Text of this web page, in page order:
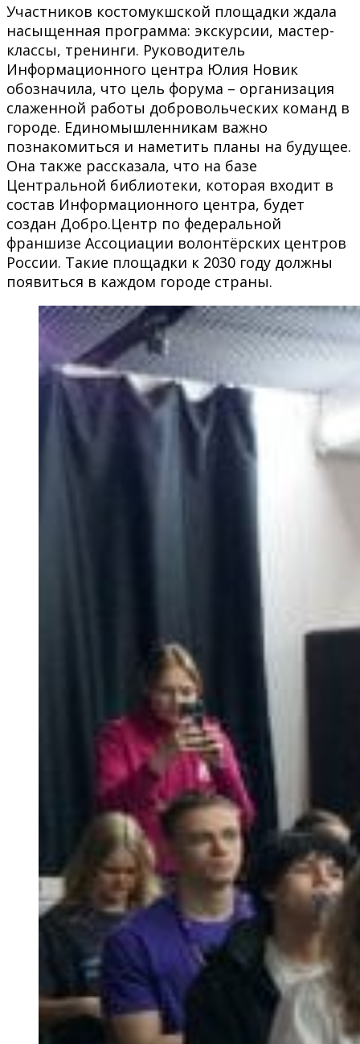
Участников костомукшской площадки ждала
насыщенная программа: экскурсии, мастер-
классы, тренинги. Руководитель
Информационного центра Юлия Новик
обозначила, что цель форума – организация
слаженной работы добровольческих команд в
городе. Единомышленникам важно
познакомиться и наметить планы на будущее.
Она также рассказала, что на базе
Центральной библиотеки, которая входит в
состав Информационного центра, будет
создан Добро.Центр по федеральной
франшизе Ассоциации волонтёрских центров
России. Такие площадки к 2030 году должны
появиться в каждом городе страны.